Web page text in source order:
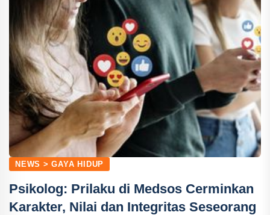
NEWS > GAYA HIDUP
Psikolog: Prilaku di Medsos Cerminkan
Karakter, Nilai dan Integritas Seseorang